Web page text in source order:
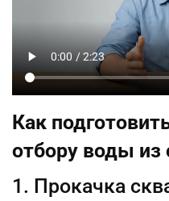
Как
отбору воды
1. Прокачка